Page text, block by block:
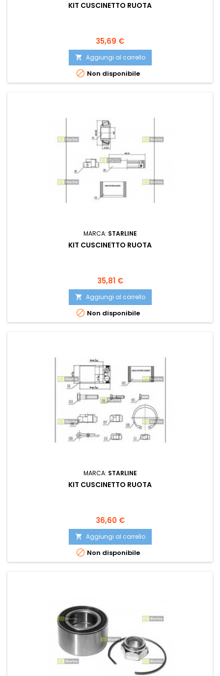
KIT CUSCINETTO RUOTA
Prezzo
35,69 €
 Aggiungi al carrello
 Non disponibile
MARCA: STARLINE
KIT CUSCINETTO RUOTA
Prezzo
35,81 €
 Aggiungi al carrello
 Non disponibile
MARCA: STARLINE
KIT CUSCINETTO RUOTA
Prezzo
36,60 €
 Aggiungi al carrello
 Non disponibile